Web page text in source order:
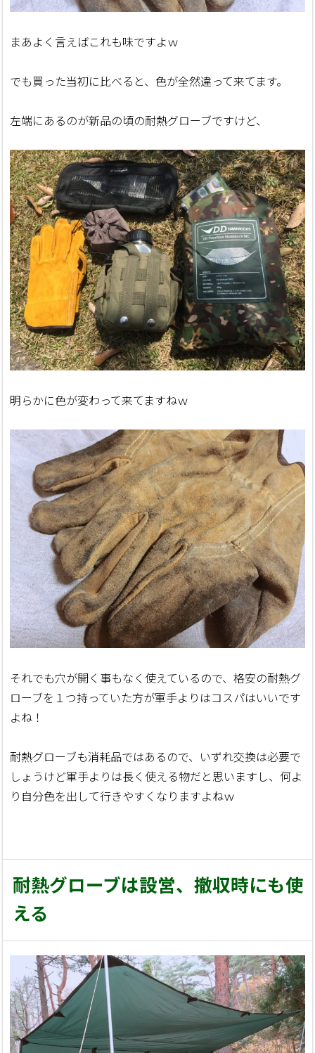
まあよく言えばこれも味ですよｗ
でも買った当初に比べると、色が全然違って来てます。
左端にあるのが新品の頃の耐熱グローブですけど、
明らかに色が変わって来てますねｗ
それでも穴が開く事もなく使えているので、格安の耐熱グ
ローブを１つ持っていた方が軍手よりはコスパはいいです
よね！
耐熱グローブも消耗品ではあるので、いずれ交換は必要で
しょうけど軍手よりは長く使える物だと思いますし、何よ
り自分色を出して行きやすくなりますよねｗ
耐熱グローブは設営、撤収時にも使
える